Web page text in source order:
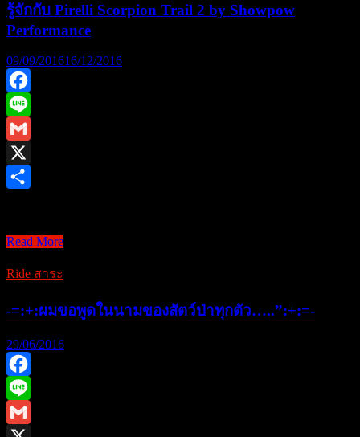
ไ
ป
.
แ
ก่
น
ม
ะ
ก
.
.
กั
า
ง
ปี
ศ
า
รู้จักกับ Pirelli Scorpion Trail 2 by Showpow
Performance
09/09/201616/12/2016
Facebook
Line
Gmail
X
[RIDE
“ฤดู
ฤดู
แห่ง
การ
เปลี่ยน
ยาง”พา
ไป
Read More
Ride สาระ
-=:+:ผมขอพูดในนามของสัตว์ป่าทุกตัว…..”:+:=-
29/06/2016
Facebook
Line